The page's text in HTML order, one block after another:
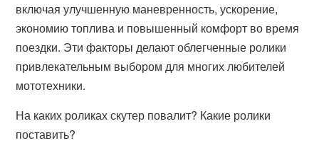
включая улучшенную маневренность, ускорение,
экономию топлива и повышенный комфорт во время
поездки. Эти факторы делают облегченные ролики
привлекательным выбором для многих любителей
мототехники.
На каких роликах скутер повалит? Какие ролики
поставить?